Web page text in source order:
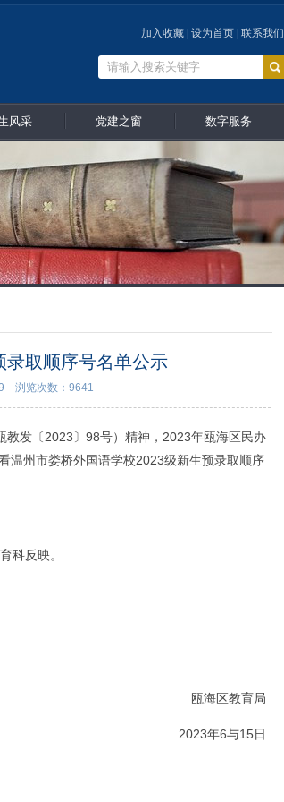
加入收藏 设为首页 联系我们
风采 党建之窗 数字服务
录取顺序号名单公示
浏览次数： 9641
发〔2023〕98号）精神，2023年瓯海区民办
温州市娄桥外国语学校2023级新生预录取顺序
科反映。
瓯海区教育局
2023年6与15日